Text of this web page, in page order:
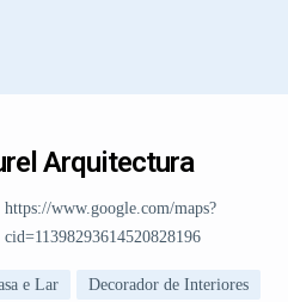
Arquitectura
https://www.google.com/maps?
cid=11398293614520828196
e Lar Decorador de Interiores